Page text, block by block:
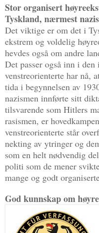
Stor organisert
Tyskland, nærmest
Det viktige er om det i
ekstrem og voldelig
hevdes også om andre
Det passer også inn i
venstreorienterte har nå,
tida i begynnelsen av
nazismen innførte sitt
tilsvarende som Hitlers
rasismen, er
venstreorienterte står
nekting av ytringer og
som en helt nødvendig
politi som de mener
mange og godt
God kunnskap om